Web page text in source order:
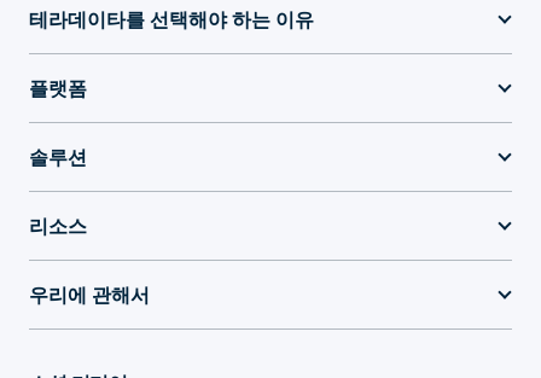
테라데이타를 선택해야 하는 이유
플랫폼
솔루션
리소스
우리에 관해서